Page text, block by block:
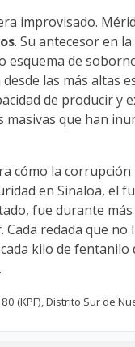
improvisado.
. Su antecesor en
esquema de
las más altas
de producir y
que han
cómo la corrupción
en Sinaloa, el
fue durante
redada que
kilo de
(KPF), Distrito Sur de